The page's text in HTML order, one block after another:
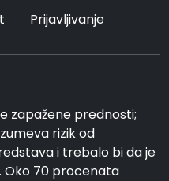
Prijavljivanje
zapažene prednosti;
rizik od
i trebalo bi da je
70 procenata